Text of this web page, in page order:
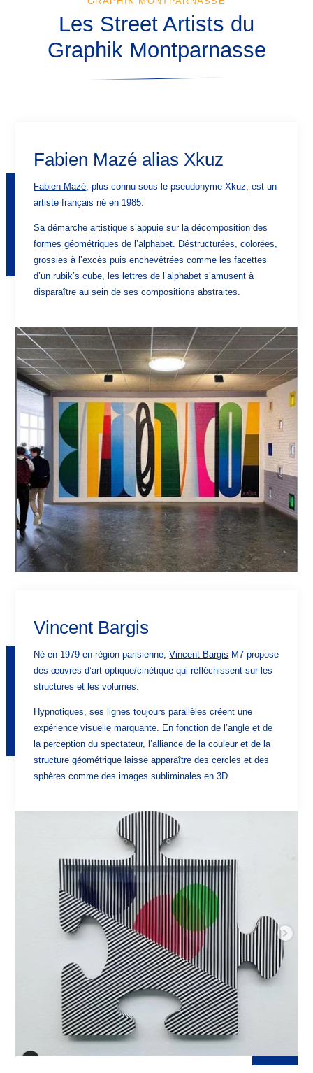
Les Street Artists du
Graphik Montparnasse
Fabien Mazé alias Xkuz
Fabien Mazé, plus connu sous le pseudonyme Xkuz, est un
artiste français né en 1985.
Sa démarche artistique s’appuie sur la décomposition des
formes géométriques de l’alphabet. Déstructurées, colorées,
grossies à l’excès puis enchevêtrées comme les facettes
d’un rubik’s cube, les lettres de l’alphabet s’amusent à
disparaître au sein de ses compositions abstraites.
Vincent Bargis
Né en 1979 en région parisienne,Vincent Bargis M7 propose
des œuvres d’art optique/cinétique qui réfléchissent sur les
structures et les volumes.
Hypnotiques, ses lignes toujours parallèles créent une
expérience visuelle marquante. En fonction de l’angle et de
la perception du spectateur, l’alliance de la couleur et de la
structure géométrique laisse apparaître des cercles et des
sphères comme des images subliminales en 3D.
GALERIE
CONTACT & ACCÈS
+33 1 84 79 70 60
+33 1 46 02 75 64